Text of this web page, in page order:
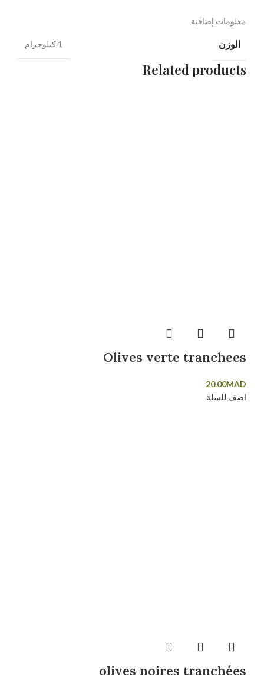
معلومات إضافية
الوزن 1 كيلوجرام
Related products
Olives verte tranchees
20.00MAD
اضف للسلة
olives noires tranchées